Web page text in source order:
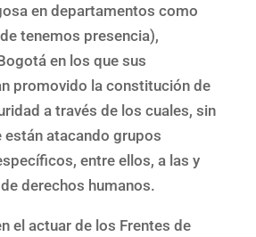
en departamentos como
tenemos presencia),
en los que sus
promovido la constitución de
a través de los cuales, sin
están atacando grupos
entre ellos, a las y
derechos humanos.
el actuar de los Frentes de